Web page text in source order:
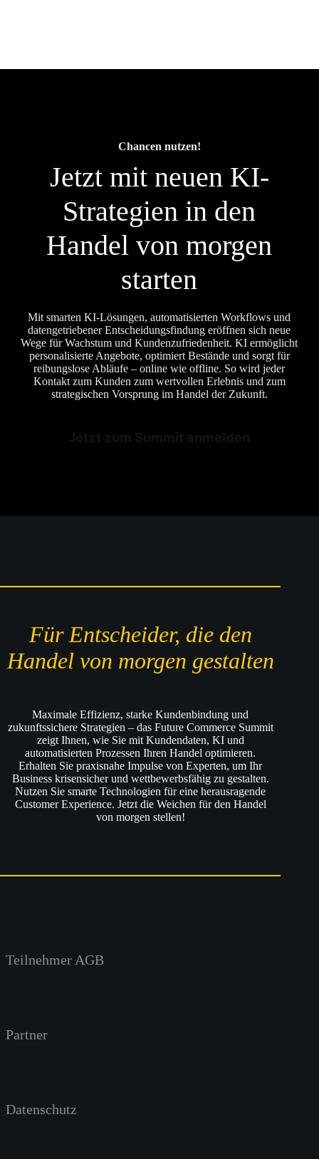
Chancen nutzen!
Jetzt mit neuen KI-
Strategien in den
Handel von morgen
starten
Mit smarten KI-Lösungen, automatisierten Workflows und
datengetriebener Entscheidungsfindung eröffnen sich neue
Wege für Wachstum und Kundenzufriedenheit. KI ermöglicht
personalisierte Angebote, optimiert Bestände und sorgt für
reibungslose Abläufe – online wie offline. So wird jeder
Kontakt zum Kunden zum wertvollen Erlebnis und zum
strategischen Vorsprung im Handel der Zukunft.
Jetzt zum Summit anmelden
Für Entscheider, die den
Handel von morgen gestalten
Maximale Effizienz, starke Kundenbindung und
zukunftssichere Strategien – das Future Commerce Summit
zeigt Ihnen, wie Sie mit Kundendaten, KI und
automatisierten Prozessen Ihren Handel optimieren.
Erhalten Sie praxisnahe Impulse von Experten, um Ihr
Business krisensicher und wettbewerbsfähig zu gestalten.
Nutzen Sie smarte Technologien für eine herausragende
Customer Experience. Jetzt die Weichen für den Handel
von morgen stellen!
Teilnehmer AGB
Partner
Datenschutz